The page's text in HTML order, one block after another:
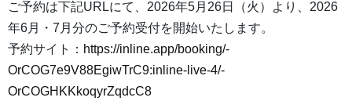
ご予約は下記URLにて、2026年5月26日（火）より、2026
年6月・7月分のご予約受付を開始いたします。
予約サイト： https://inline.app/booking/-
OrCOG7e9V88EgiwTrC9:inline-live-4/-
OrCOGHKKkoqyrZqdcC8